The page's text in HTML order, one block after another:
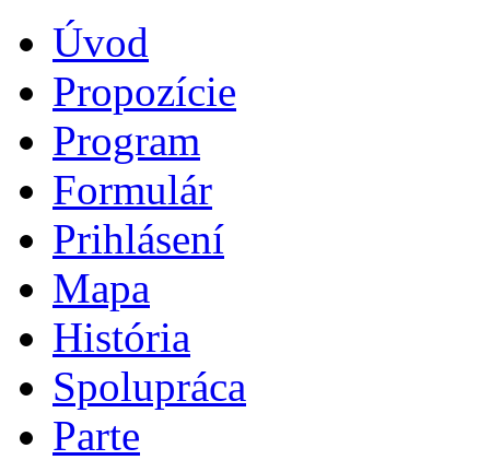
Úvod
Propozície
Program
Formulár
Prihlásení
Mapa
História
Spolupráca
Parte